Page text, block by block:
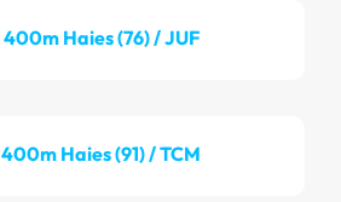
400m Haies (76) / JUF
400m Haies (91) / TCM